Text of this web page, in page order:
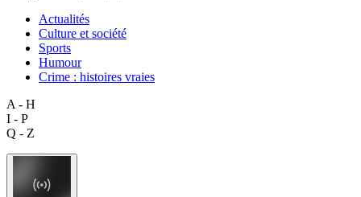
Actualités
Culture et société
Sports
Humour
Crime : histoires vraies
A - H
I - P
Q - Z